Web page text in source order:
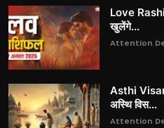
Love
खुलेंगे...
Attention
Asthi
अस्थि विस...
Attention